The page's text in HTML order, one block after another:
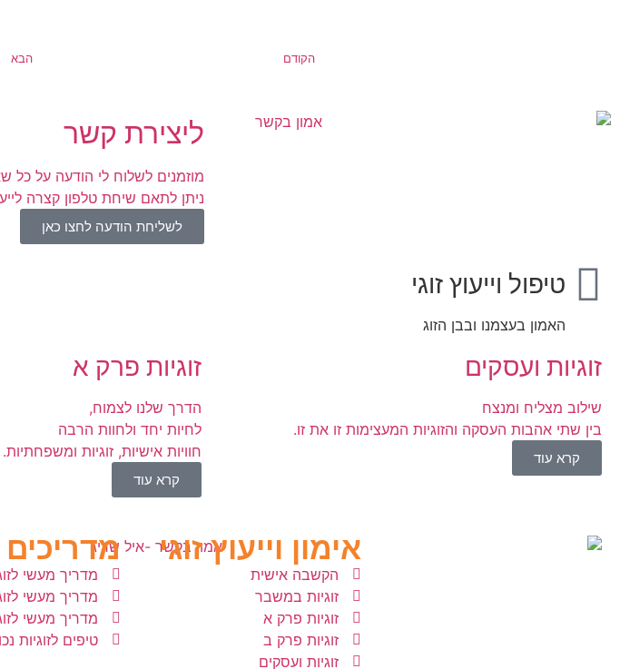
הקודם הבא
ליצירת קשר
מוזמנים לשלוח לי הודעה על כל
ניתן לתאם שיחת טלפון קצרה
לשליחת הודעה לחצו כאן
טיפול וייעוץ זוגי
האמון בעצמנו ובבן הזוג
זוגיות ועסקים
שילוב מצליח ומנצח
בין שתי אהבות העסקה והזוגיות המעצימות זו את זו.
קרא עוד
זוגיות פרק א
הדרך שלנו לצמוח,
לחיות יחד ולחוות הרבה
חוויות אישיות, זוגיות ומשפחתיות.
קרא עוד
אימון וייעוץ זוגי
הקשבה אישית
זוגיות במשבר
זוגיות פרק א
זוגיות פרק ב
זוגיות ועסקים
מדריכים
מדריך מעשי
מדריך מעשי
מדריך מעשי
טיפים לזוגיות